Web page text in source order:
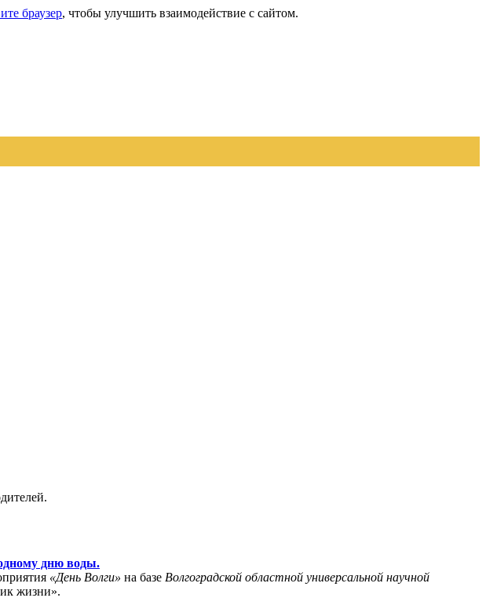
браузер, чтобы улучшить взаимодействие с сайтом.
дню воды.
«День Волги» на базе Волгоградской областной универсальной научной
жизни».